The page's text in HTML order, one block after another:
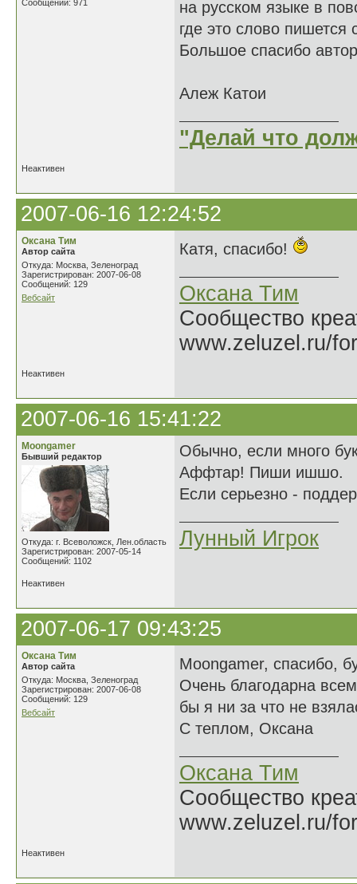
Сообщений: 971
на русском языке в
где это слово
Большое спасибо
Алеж Катои
"Делай что
Неактивен
2007-06-16 12:24:52
Оксана Тим
Автор сайта
Откуда: Москва, Зеленоград
Зарегистрирован: 2007-06-08
Сообщений: 129
Вебсайт
Катя, спасибо!
Оксана Тим
Сообщество
www.zeluzel.ru/
Неактивен
2007-06-16 15:41:22
Moongamer
Бывший редактор
Откуда: г. Всеволожск, Лен.область
Зарегистрирован: 2007-05-14
Сообщений: 1102
Обычно, если много
Аффтар! Пиши ишшо.
Если серьезно -
Лунный Игрок
Неактивен
2007-06-17 09:43:25
Оксана Тим
Автор сайта
Откуда: Москва, Зеленоград
Зарегистрирован: 2007-06-08
Сообщений: 129
Вебсайт
Moongamer, спасибо,
Очень благодарна
бы я ни за что не
С теплом, Оксана
Оксана Тим
Сообщество
www.zeluzel.ru/
Неактивен